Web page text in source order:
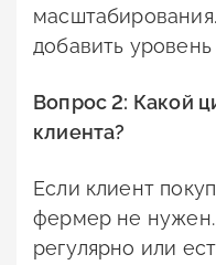
добавить
Вопрос 2: Какой
клиента?
Если клиент
фермер не нужен.
регулярно или